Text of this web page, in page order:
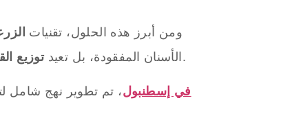
ومن أبرز هذه الحلول، تقنيات
الأسنان المفقودة، بل تعيد توزيع ، مما ينعكس مباشرة على الراحة أثناء الأكل، وصفاء النطق، وتحسن أداء الجهاز الهضمي.
عيادة All-on-X في إسطنبول، تم تطوير نهج شامل